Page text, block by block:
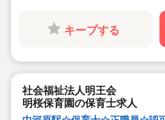
ではの福利厚生が多数
◇ネイルサロンや英会
ーグや各種教育サービ
◇ベビーマッサージや
座を選んで受講できま
◇スキルアップを目指
魅力の求人です◎
キープする
社会福祉法人明王会
明桜保育園の保育士求人